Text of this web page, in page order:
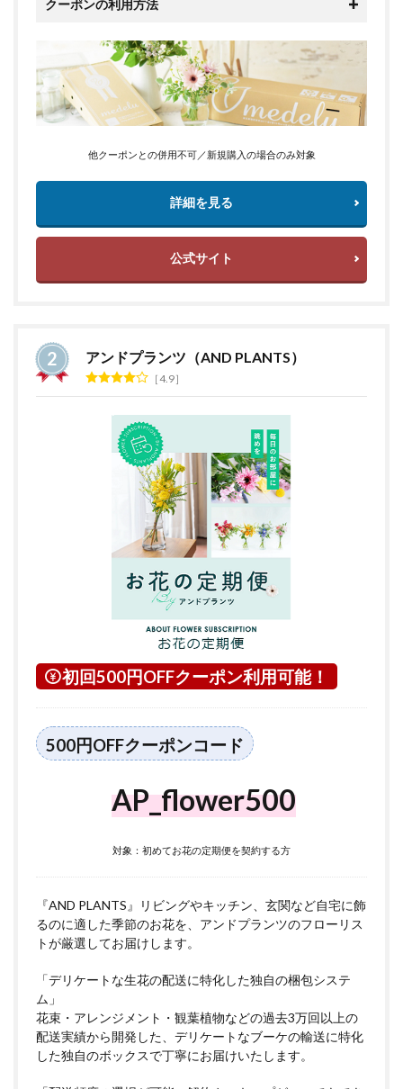
クーポンの利用方法
他クーポンとの併用不可／新規購入の場合のみ対象
詳細を見る
公式サイト
アンドプランツ（AND PLANTS）
4.9
初回500円OFFクーポン利用可能！
500円OFFクーポンコード
AP_flower500
対象：初めてお花の定期便を契約する方
『AND PLANTS』リビングやキッチン、玄関など自宅に飾
るのに適した季節のお花を、アンドプランツのフローリス
トが厳選してお届けします。
「デリケートな生花の配送に特化した独自の梱包システ
ム」
花束・アレンジメント・観葉植物などの過去3万回以上の
配送実績から開発した、デリケートなブーケの輸送に特化
した独自のボックスで丁寧にお届けいたします。